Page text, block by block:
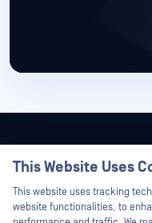
This Website Uses
This website uses tracking
website functionalities, to
I'm Ozzy, your